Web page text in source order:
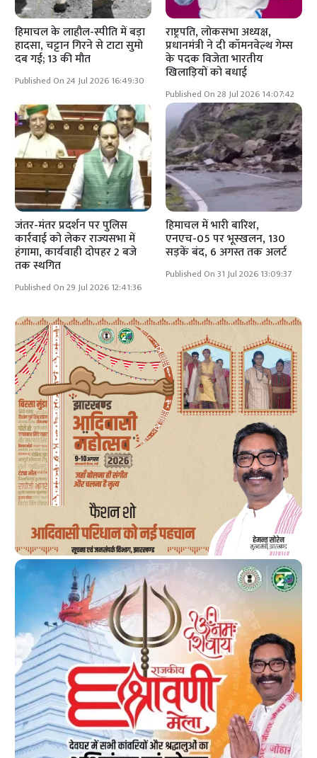
हिमाचल के लाहौल-स्पीति में बड़ा
हादसा, चट्टान गिरने से टाटा सुमो
दब गई; 13 की मौत
Published On 24 Jul 2026 16:49:30
राष्ट्रपति, लोकसभा अध्यक्ष,
प्रधानमंत्री ने दी कॉमनवेल्थ गेम्स
के पदक विजेता भारतीय
खिलाड़ियों को बधाई
Published On 28 Jul 2026 14:07:42
जंतर-मंतर प्रदर्शन पर पुलिस
कार्रवाई को लेकर राज्यसभा में
हंगामा, कार्यवाही दोपहर 2 बजे
तक स्थगित
Published On 29 Jul 2026 12:41:36
हिमाचल में भारी बारिश,
एनएच-05 पर भूस्खलन, 130
सड़कें बंद, 6 अगस्त तक अलर्ट
Published On 31 Jul 2026 13:09:37